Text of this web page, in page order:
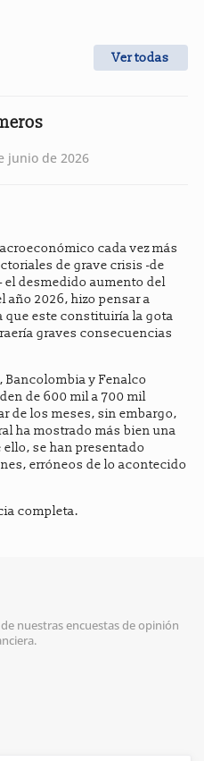
Ver todas
junio de 2026
cada vez más
de grave crisis -de
desmedido aumento del
año 2026, hizo pensar a
este constituiría la gota
graves consecuencias
Bancolombia y Fenalco
de 600 mil a 700 mil
de los meses, sin embargo,
ha mostrado más bien una
se han presentado
erróneos de lo acontecido
completa.
nuestras encuestas de opinión